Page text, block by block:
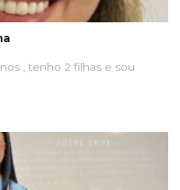
, tenho 2 filhas e sou